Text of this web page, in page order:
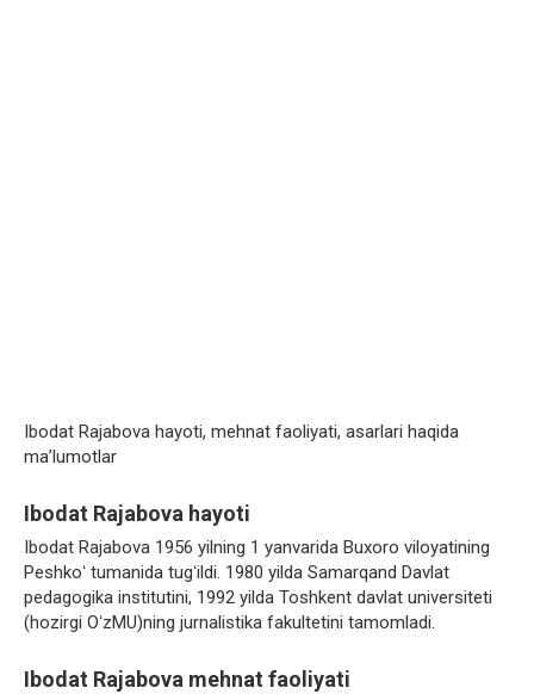
Ibodat Rajabova hayoti, mehnat faoliyati, asarlari haqida
ma’lumotlar
Ibodat Rajabova hayoti
Ibodat Rajabova 1956 yilning 1 yanvarida Buxoro viloyatining
Peshkoʻ tumanida tugʻildi. 1980 yilda Samarqand Davlat
pedagogika institutini, 1992 yilda Toshkent davlat universiteti
(hozirgi OʻzMU)ning jurnalistika fakultetini tamomladi.
Ibodat Rajabova mehnat faoliyati